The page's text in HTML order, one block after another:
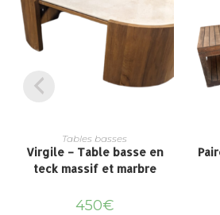
Tables basses
Virgile – Table basse en
teck massif et marbre
450€